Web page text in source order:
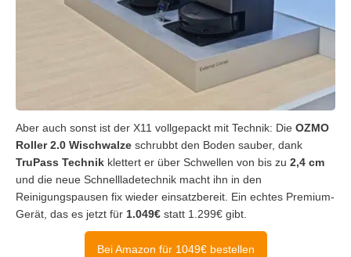
Aber auch sonst ist der X11 vollgepackt mit Technik: Die OZMO
Roller 2.0 Wischwalze schrubbt den Boden sauber, dank
TruPass Technik klettert er über Schwellen von bis zu 2,4 cm
und die neue Schnellladetechnik macht ihn in den
Reinigungspausen fix wieder einsatzbereit. Ein echtes Premium-
Gerät, das es jetzt für 1.049€ statt 1.299€ gibt.
Bei Amazon für 1049€ bestellen